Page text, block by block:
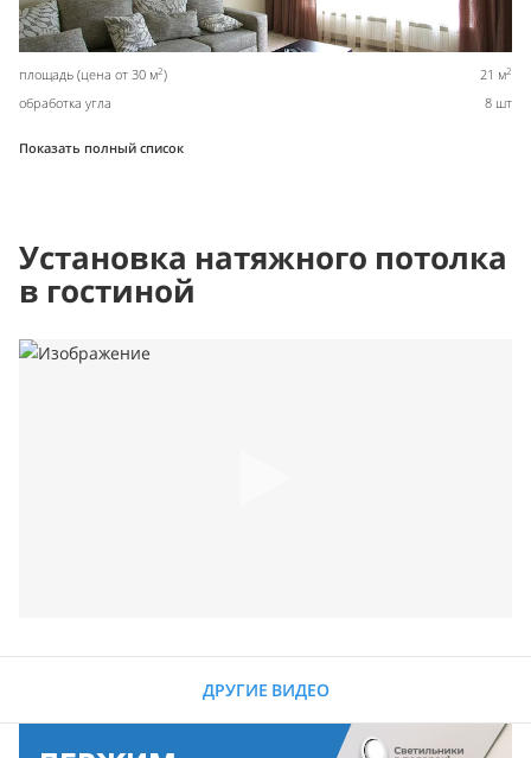
площадь (цена от 30 м2) 21 м2
обработка угла 8 шт
Показать полный список
Установка натяжного потолка
в гостиной
ДРУГИЕ ВИДЕО